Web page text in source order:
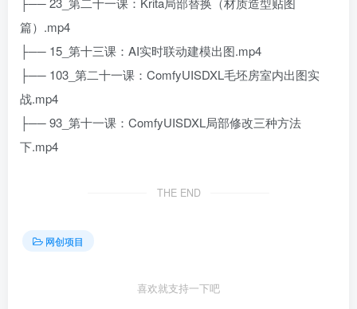
篇）.mp4
├── 15_第十三课：AI实时联动建模出图.mp4
├── 103_第二十一课：ComfyUISDXL毛坯房室内出图实
战.mp4
├── 93_第十一课：ComfyUISDXL局部修改三种方法
下.mp4
THE END
网创项目
喜欢就支持一下吧